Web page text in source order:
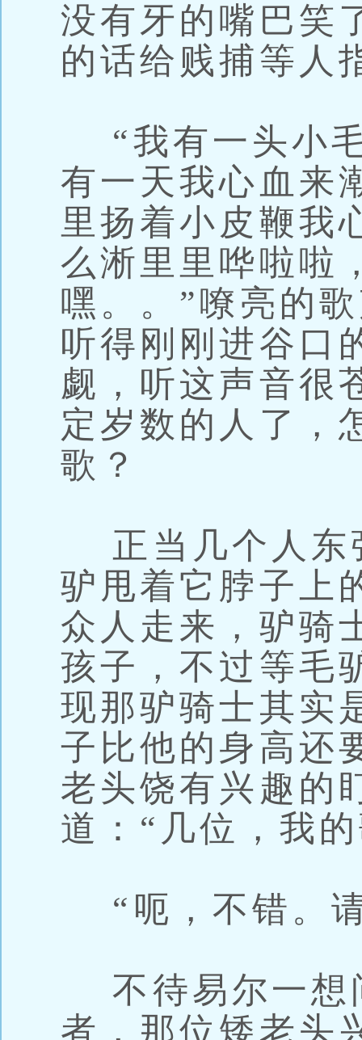
没有牙的嘴巴笑
的话给贱捕等人
“我有一头小
有一天我心血来
里扬着小皮鞭我
么淅里里哗啦啦
嘿。。”嘹亮的
听得刚刚进谷口
觑，听这声音很
定岁数的人了，
歌？
正当几个人东
驴甩着它脖子上
众人走来，驴骑
孩子，不过等毛
现那驴骑士其实
子比他的身高还
老头饶有兴趣的
道：“几位，我
“呃，不错。
不待易尔一想
者，那位矮老头